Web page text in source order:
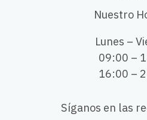
Nuestro
Lunes –
09:00 –
16:00 –
Síganos en las